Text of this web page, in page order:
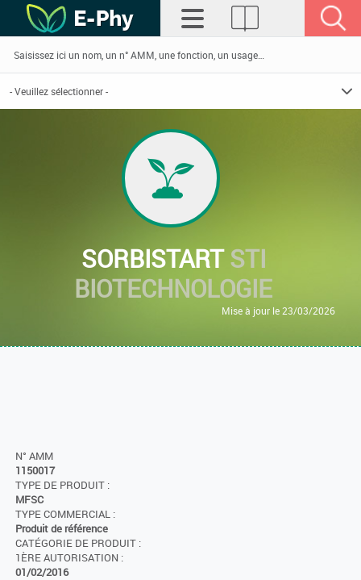
SORBISTARTSTI
BIOTECHNOLOGIE
Mise à jour le 23/03/2026
N° AMM
1150017
TYPE DE PRODUIT :
MFSC
TYPE COMMERCIAL :
Produit de référence
CATÉGORIE DE PRODUIT :
1ÈRE AUTORISATION :
01/02/2016